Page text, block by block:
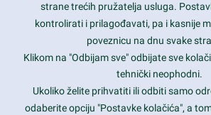
1600 Amphitheatre Parkway, Mountain
prothemes.net@gmail.com
Daily: 9:00 am - 6:00 pm
Sunday: Closed
strane trećih pružatelja usluga.
kontrolirati i prilagođavati, pa i kasnije
poveznicu na dnu svake
Klikom na "Odbijam sve" odbijate sve
tehnički neophodni.
Ukoliko želite prihvatiti ili odbiti samo
odaberite opciju "Postavke kolačića", a